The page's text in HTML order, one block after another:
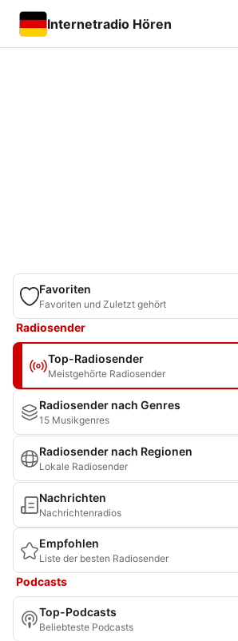
Internetradio Hören
Favoriten
Favoriten und Zuletzt gehört
Radiosender
Top-Radiosender
Meistgehörte Radiosender
Radiosender nach Genres
15 Musikgenres
Radiosender nach Regionen
Lokale Radiosender
Nachrichten
Nachrichtenradios
Empfohlen
Liste der besten Radiosender
Podcasts
Top-Podcasts
Beliebteste Podcasts